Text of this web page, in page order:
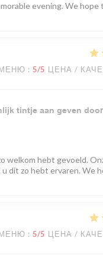
evening. We hope
: 5/5 ЦЕНА /
tintje aan geven
welkom hebt gevoeld.
dit zo hebt ervaren. We
: 5/5 ЦЕНА /